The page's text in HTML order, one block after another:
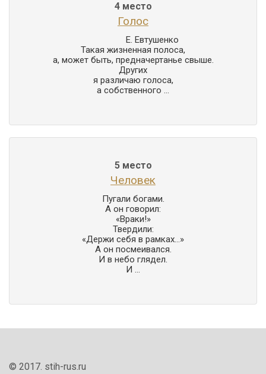
4 место
Голос
Такая жизненная полоса,
а, может быть, предначертанье свыше.
Других
я различаю голоса,
а собственного ...
5 место
Человек
Пугали богами.
А он говорил:
«Враки!»
Твердили:
«Держи себя в рамках...»
А он посмеивался.
И в небо глядел.
И ...
© 2017. stih-rus.ru